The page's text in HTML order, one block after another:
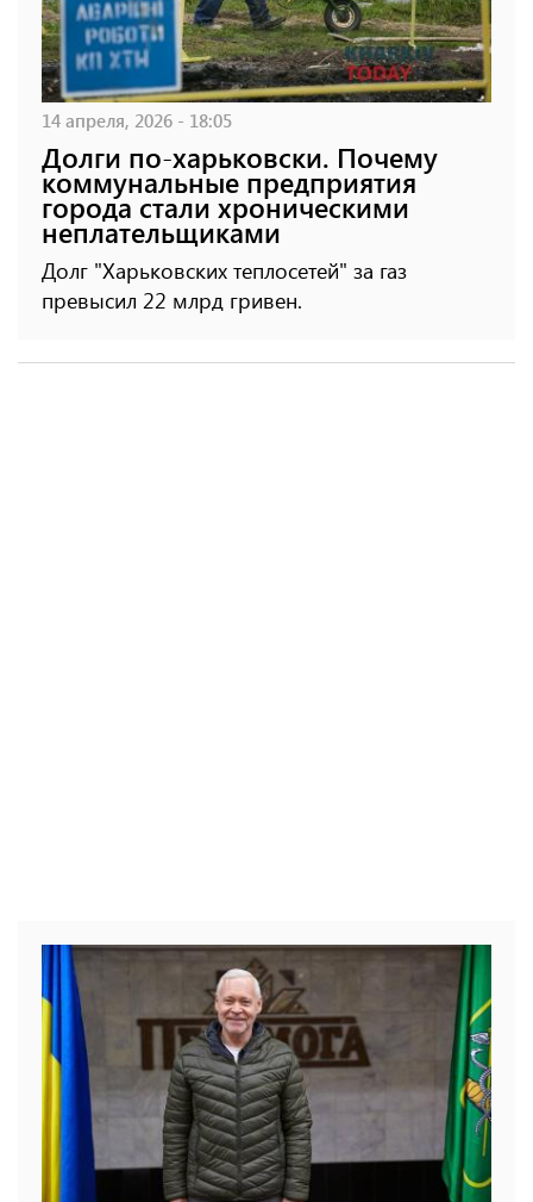
14 апреля, 2026 - 18:05
Долги по-харьковски. Почему
коммунальные предприятия
города стали хроническими
неплательщиками
Долг "Харьковских теплосетей" за газ
превысил 22 млрд гривен.